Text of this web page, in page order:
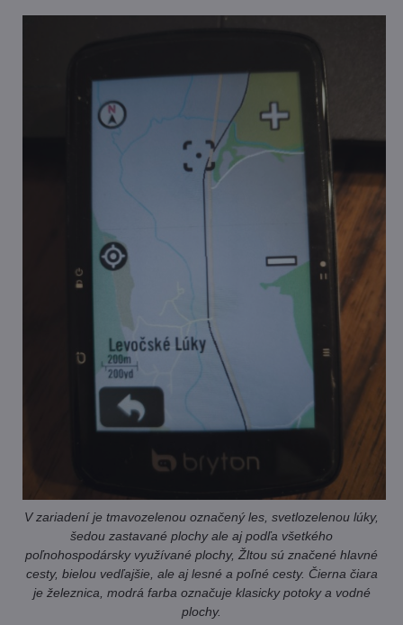
V zariadení je tmavozelenou označený les, svetlozelenou lúky,
šedou zastavané plochy ale aj podľa všetkého
poľnohospodársky využívané plochy, Žltou sú značené hlavné
cesty, bielou vedľajšie, ale aj lesné a poľné cesty. Čierna čiara
je železnica, modrá farba označuje klasicky potoky a vodné
plochy.